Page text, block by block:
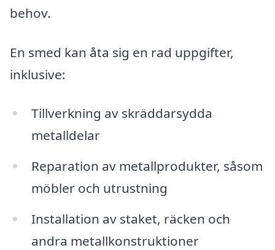
behov.
En smed kan åta sig en rad uppgifter,
inklusive:
Tillverkning av skräddarsydda
metalldelar
Reparation av metallprodukter, såsom
möbler och utrustning
Installation av staket, räcken och
andra metallkonstruktioner